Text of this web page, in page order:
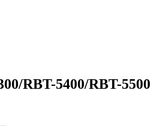
RBT-5400/RBT-5500